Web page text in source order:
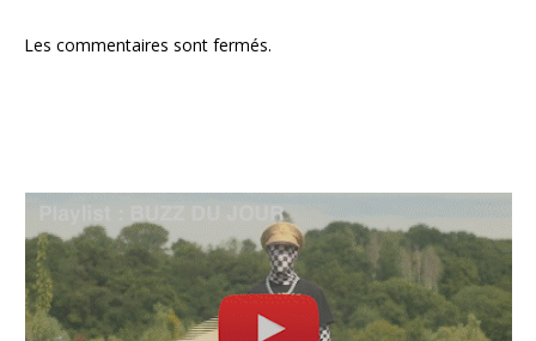
Les commentaires sont fermés.